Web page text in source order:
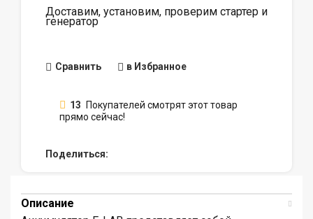
Доставим, установим, проверим стартер и
генератор
Сравнить в Избранное
13
Покупателей смотрят этот товар
прямо сейчас!
Поделиться:
Описание